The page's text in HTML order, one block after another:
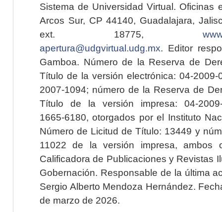
Sistema de Universidad Virtual. Oficinas
Arcos Sur, CP 44140, Guadalajara,
ext. 18775,
apertura@udgvirtual.udg.mx. Editor
Gamboa. Número de la Reserva de
Título de la versión electrónica: 04-2009-
2007-1094; número de la Reserva de
Título de la versión impresa: 04-2009-
1665-6180, otorgados por el Instituto
Número de Licitud de Título: 13449 y
11022 de la versión impresa, ambos
Calificadora de Publicaciones y Revistas
Gobernación. Responsable de la última
Sergio Alberto Mendoza Hernández.
de marzo de 2026.